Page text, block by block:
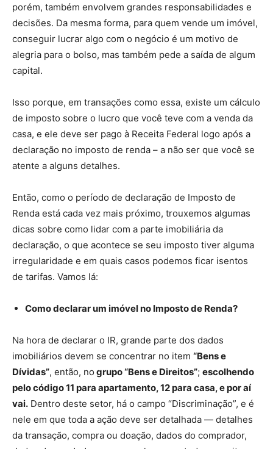
porém, também envolvem grandes responsabilidades e
decisões. Da mesma forma, para quem vende um imóvel,
conseguir lucrar algo com o negócio é um motivo de
alegria para o bolso, mas também pede a saída de algum
capital.
Isso porque, em transações como essa, existe um cálculo
de imposto sobre o lucro que você teve com a venda da
casa, e ele deve ser pago à Receita Federal logo após a
declaração no imposto de renda – a não ser que você se
atente a alguns detalhes.
Então, como o período de declaração de Imposto de
Renda está cada vez mais próximo, trouxemos algumas
dicas sobre como lidar com a parte imobiliária da
declaração, o que acontece se seu imposto tiver alguma
irregularidade e em quais casos podemos ficar isentos
de tarifas. Vamos lá:
Como declarar um imóvel no Imposto de Renda?
Na hora de declarar o IR, grande parte dos dados
imobiliários devem se concentrar no item “Bens e
Dívidas”, então, no grupo “Bens e Direitos”; escolhendo
pelo código 11 para apartamento, 12 para casa, e por aí
vai. Dentro deste setor, há o campo “Discriminação”, e é
nele em que toda a ação deve ser detalhada — detalhes
da transação, compra ou doação, dados do comprador,